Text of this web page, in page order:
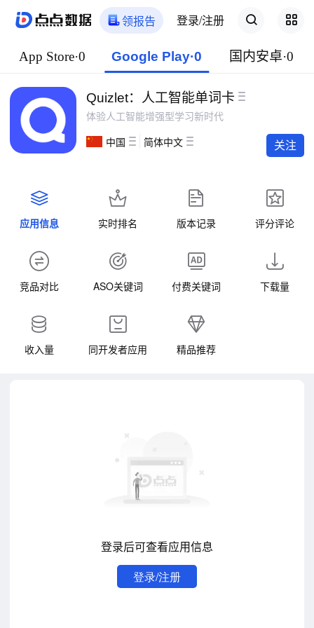
领报告 登录/注册
App Store·0 Google Play·0 国内安卓·0
Quizlet：人工智能单词卡
体验人工智能增强型学习新时代
中国 简体中文 关注
应用信息 实时排名 版本记录 评分评论
竞品对比 ASO关键词 付费关键词 下载量
收入量 同开发者应用 精品推荐
登录后可查看应用信息
登录/注册